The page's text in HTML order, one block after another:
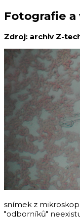
Fotografie a
Zdroj: archiv Z-
snímek z
"odborníků"